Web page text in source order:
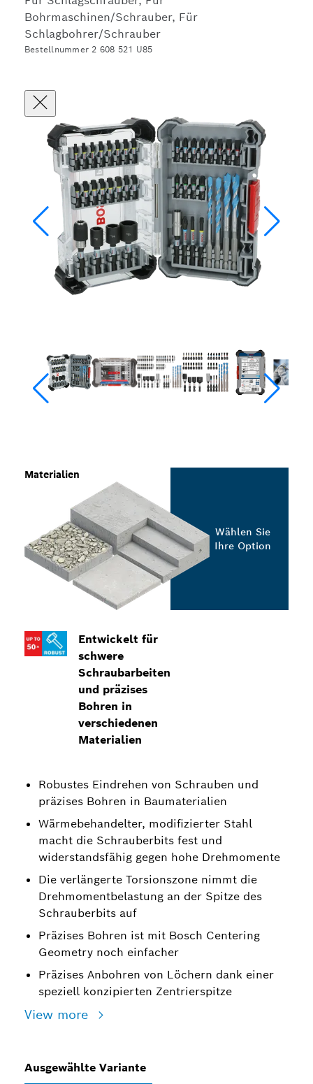
Bohrmaschinen/Schrauber, Für
Schlagbohrer/Schrauber
Bestellnummer 2 608 521 U85
Entwickelt für
schwere
Schraubarbeiten
und präzises
Bohren in
verschiedenen
Materialien
Robustes Eindrehen von Schrauben und
präzises Bohren in Baumaterialien
Wärmebehandelter, modifizierter Stahl
macht die Schrauberbits fest und
widerstandsfähig gegen hohe Drehmomente
Die verlängerte Torsionszone nimmt die
Drehmomentbelastung an der Spitze des
Schrauberbits auf
Präzises Bohren ist mit Bosch Centering
Geometry noch einfacher
Präzises Anbohren von Löchern dank einer
speziell konzipierten Zentrierspitze
View more
Materialien
Wählen Sie
Ihre Option
Ausgewählte Variante